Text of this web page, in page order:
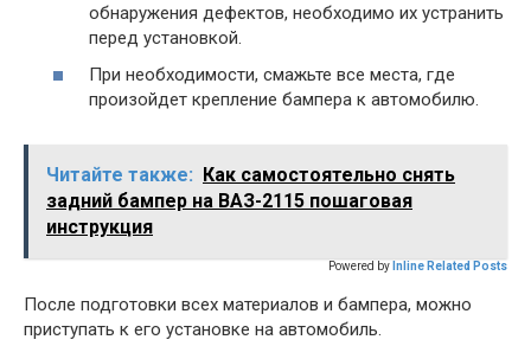
обнаружения дефектов, необходимо их устранить
перед установкой.
При необходимости, смажьте все места, где
произойдет крепление бампера к автомобилю.
Читайте также: Как самостоятельно снять
задний бампер на ВАЗ-2115 пошаговая
инструкция
Powered by Inline Related Posts
После подготовки всех материалов и бампера, можно
приступать к его установке на автомобиль.